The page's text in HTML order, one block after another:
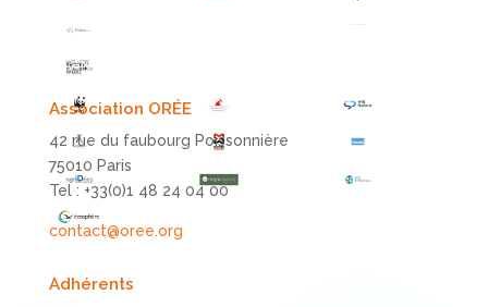
Association ORÉE
42 rue du faubourg Poissonnière
75010 Paris
Tel : +33(0)1 48 24 04 00
contact@oree.org
Adhérents